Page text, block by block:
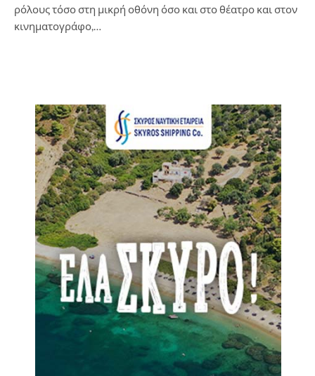
ρόλους τόσο στη μικρή οθόνη όσο και στο θέατρο και στον
κινηματογράφο,…